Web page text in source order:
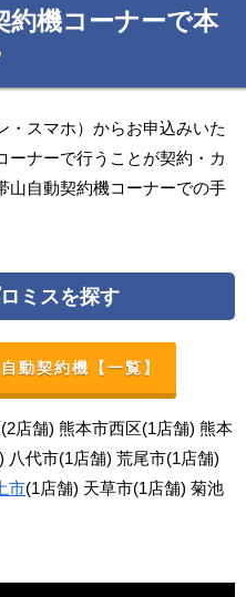
約機コーナーで本
・スマホ）からお申込みいた
ーナーで行うことが契約・カ
山自動契約機コーナーでの手
ミスを探す
動契約機【一覧】
店舗) 熊本市西区(1店舗) 熊本
八代市(1店舗) 荒尾市(1店舗)
市(1店舗) 天草市(1店舗) 菊池